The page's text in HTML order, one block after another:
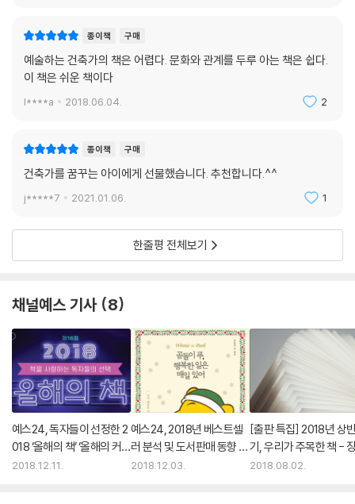
종이책 구매
예술하는 건축가의 책은 어렵다. 문화와 관계를 두루 아는 책은 쉽다.
이 책은 쉬운 책이다
l****a 2018.06.04. 2
종이책 구매
건축가를 꿈꾸는 아이에게 선물했습니다. 추천합니다.^^
j*****7 2021.01.06. 1
한줄평 전체보기
채널예스 기사 8
예스24, 독자들이 선정한 2
018 ‘올해의 책’ ‘올해의 커
버’ 는?
2018.12.11.
예스24, 2018년 베스트셀
러 분석 및 도서판매 동향 발
표
2018.12.03.
[출판 특집] 2018년 상
기, 우리가 주목한 책 -
수 출판평론가
2018.08.02.